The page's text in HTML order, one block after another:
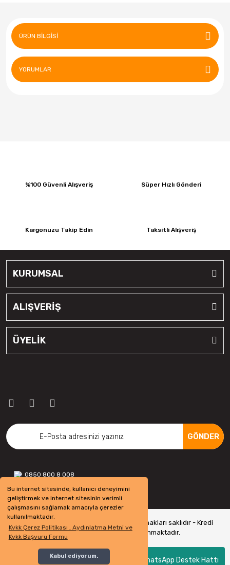
Bu internet sitesinde, kullanıcı deneyimini
geliştirmek ve internet sitesinin verimli
çalışmasını sağlamak amacıyla çerezler
kullanılmaktadır.
Kvkk Çerez Politikası , Aydınlatma Metni ve
Kvkk Başvuru Formu
Kabul ediyorum. WhatsApp Destek Hattı
ÜRÜN BILGISI
YORUMLAR
%100 Güvenli Alışveriş Süper Hızlı Gönderi
Kargonuzu Takip Edin Taksitli Alışveriş
KURUMSAL
ALIŞVERİŞ
ÜYELİK
GÖNDER
0850 800 8 008
Copyright 2022 © - otolastikavm.com - Tüm hakları saklıdır - Kredi
kartı bilgileriniz 256bit SSL Sertifikası ile Korunmaktadır.